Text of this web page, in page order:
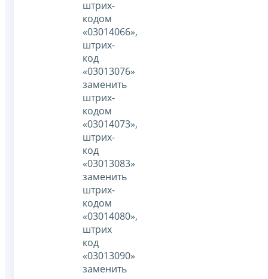
штрих-
кодом
«03014066»,
штрих-
код
«03013076»
заменить
штрих-
кодом
«03014073»,
штрих-
код
«03013083»
заменить
штрих-
кодом
«03014080»,
штрих
код
«03013090»
заменить